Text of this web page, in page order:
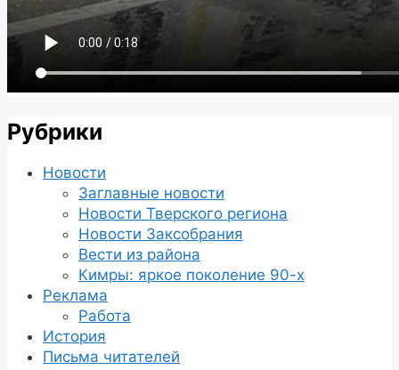
Рубрики
Новости
Заглавные новости
Новости Тверского региона
Новости Заксобрания
Вести из района
Кимры: яркое поколение 90-х
Реклама
Работа
История
Письма читателей